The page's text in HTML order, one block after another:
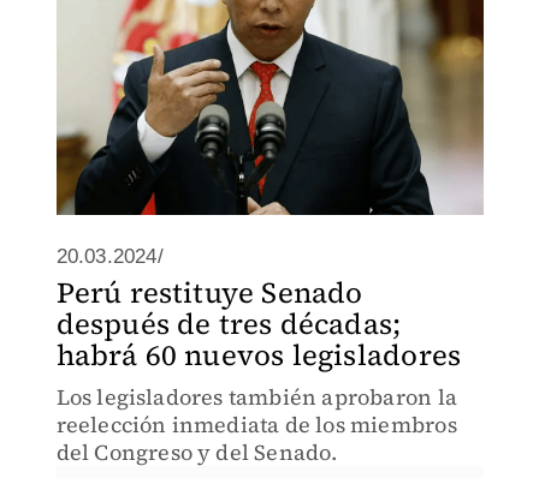
20.03.2024/
Perú restituye Senado
después de tres décadas;
habrá 60 nuevos legisladores
Los legisladores también aprobaron la
reelección inmediata de los miembros
del Congreso y del Senado.